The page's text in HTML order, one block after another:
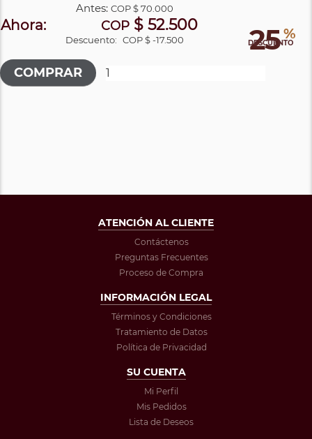
25 %
DESCUENTO
Antes:COP$ 70.000
Ahora: COP$ 52.500
Descuento: COP $ -17.500
ATENCIÓN AL CLIENTE
Contáctenos
Preguntas Frecuentes
Proceso de Compra
INFORMACIÓN LEGAL
Términos y Condiciones
Tratamiento de Datos
Política de Privacidad
SU CUENTA
Mi Perfil
Mis Pedidos
Lista de Deseos